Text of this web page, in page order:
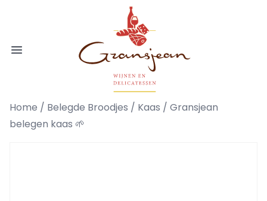
Open menu
Gransjean - Wijn - Broodjes -
Home / Belegde Broodjes / Kaas / Gransjean
belegen kaas 🌱